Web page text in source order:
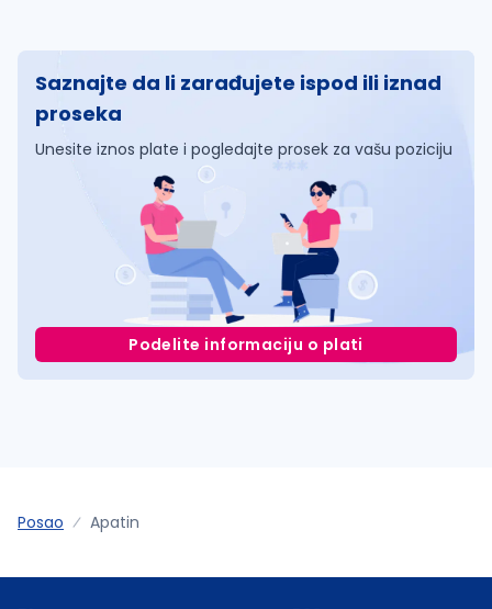
Saznajte da li zarađujete ispod ili iznad
proseka
Unesite iznos plate i pogledajte prosek za vašu poziciju
Podelite informaciju o plati
Posao Apatin